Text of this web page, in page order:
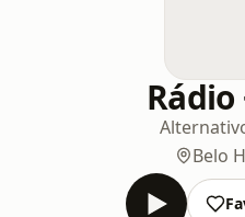
Rádio
Belo